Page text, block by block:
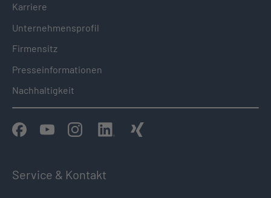
Karriere
Unternehmensprofil
Firmensitz
Presseinformationen
Nachhaltigkeit
Service & Kontakt